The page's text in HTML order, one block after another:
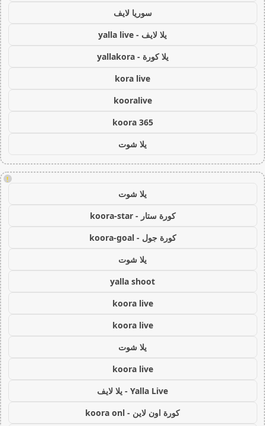
سوريا لايف
يلا لايف - yalla live
يلا كورة - yallakora
kora live
kooralive
koora 365
يلا شوت
!
يلا شوت
كورة ستار - koora-star
كورة جول - koora-goal
يلا شوت
yalla shoot
koora live
koora live
يلا شوت
koora live
Yalla Live - يلا لايف
كورة اون لاين - koora onl